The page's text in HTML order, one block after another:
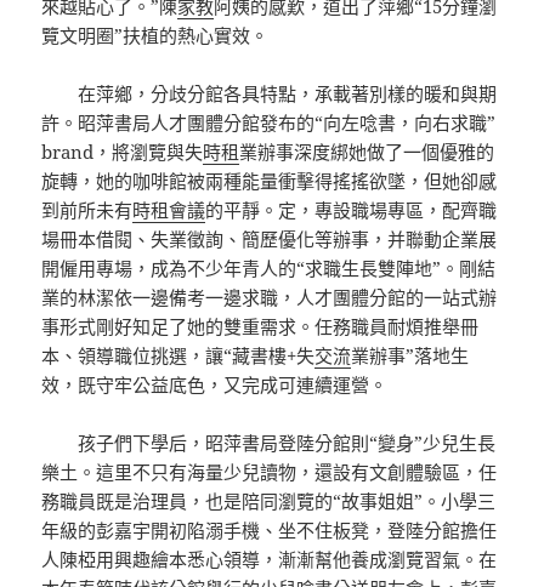
來越貼心了。”陳家教阿姨的感歎，道出了萍鄉“15分鐘瀏
覽文明圈”扶植的熱心實效。
在萍鄉，分歧分館各具特點，承載著別樣的暖和與期
許。昭萍書局人才團體分館發布的“向左唸書，向右求職”
brand，將瀏覽與失時租業辦事深度綁她做了一個優雅的
旋轉，她的咖啡館被兩種能量衝擊得搖搖欲墜，但她卻感
到前所未有時租會議的平靜。定，專設職場專區，配齊職
場冊本借閱、失業徵詢、簡歷優化等辦事，并聯動企業展
開僱用專場，成為不少年青人的“求職生長雙陣地”。剛結
業的林潔依一邊備考一邊求職，人才團體分館的一站式辦
事形式剛好知足了她的雙重需求。任務職員耐煩推舉冊
本、領導職位挑選，讓“藏書樓+失交流業辦事”落地生
效，既守牢公益底色，又完成可連續運營。
孩子們下學后，昭萍書局登陸分館則“變身”少兒生長
樂土。這里不只有海量少兒讀物，還設有文創體驗區，任
務職員既是治理員，也是陪同瀏覽的“故事姐姐”。小學三
年級的彭嘉宇開初陷溺手機、坐不住板凳，登陸分館擔任
人陳椏用興趣繪本悉心領導，漸漸幫他養成瀏覽習氣。在